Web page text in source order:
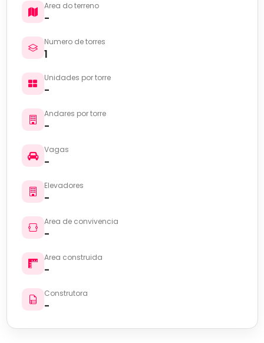
Area do terreno
-
Numero de torres
1
Unidades por torre
-
Andares por torre
-
Vagas
-
Elevadores
-
Area de convivencia
-
Area construida
-
Construtora
-